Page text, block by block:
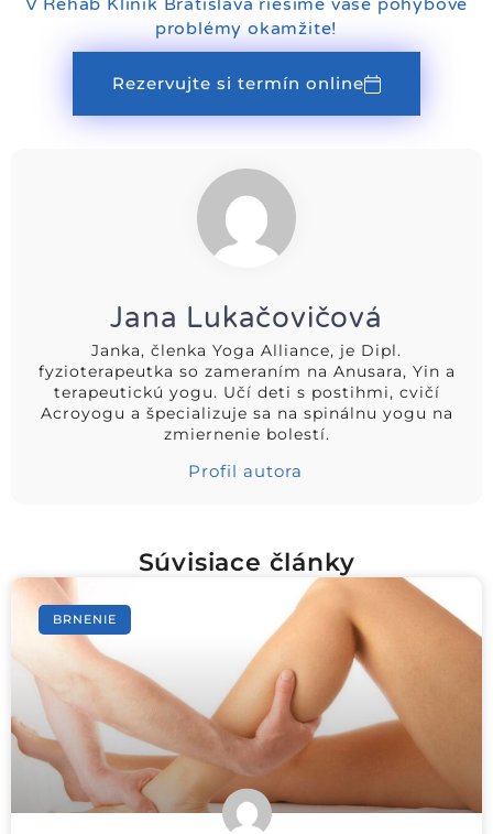
V Rehab Klinik Bratislava riešime vaše pohybové
problémy okamžite!
Rezervujte si termín online
Jana Lukačovičová
Janka, členka Yoga Alliance, je Dipl.
fyzioterapeutka so zameraním na Anusara, Yin a
terapeutickú yogu. Učí deti s postihmi, cvičí
Acroyogu a špecializuje sa na spinálnu yogu na
zmiernenie bolestí.
Profil autora
Súvisiace články
BRNENIE